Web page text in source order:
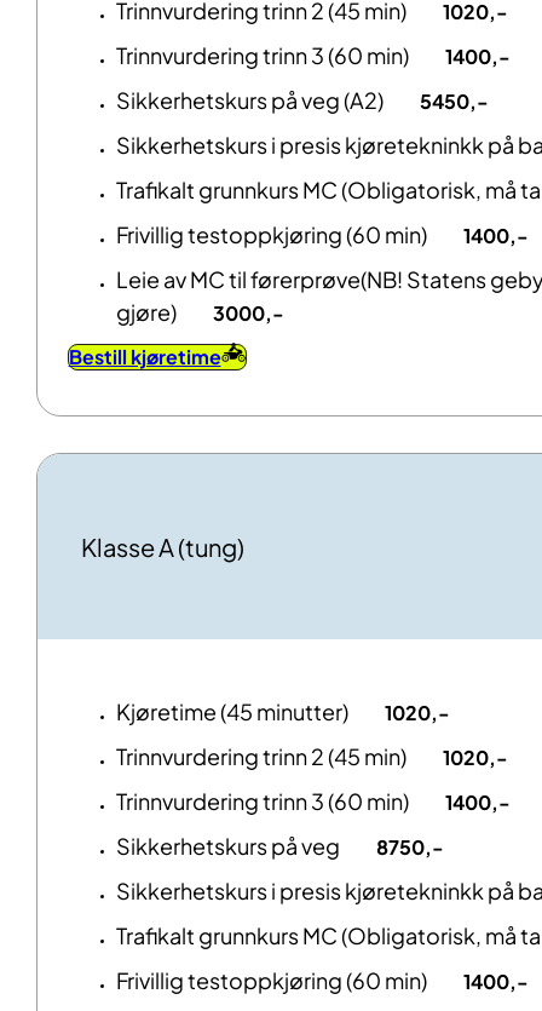
Trinnvurdering trinn 2 (45 min) 1020,-
Trinnvurdering trinn 3 (60 min) 1400,-
Sikkerhetskurs på veg (A2) 5450,-
Sikkerhetskurs i presis kjøretekninkk på
Trafikalt grunnkurs MC (Obligatorisk, må
Frivillig testoppkjøring (60 min)
1400,-
Leie av MC til førerprøve(NB! Statens
gjøre)
3000,-
Bestill kjøretime
Klasse A (tung)
Kjøretime (45 minutter) 1020,-
Trinnvurdering trinn 2 (45 min) 1020,-
Trinnvurdering trinn 3 (60 min) 1400,-
Sikkerhetskurs på veg 8750,-
Sikkerhetskurs i presis kjøretekninkk på
Trafikalt grunnkurs MC (Obligatorisk, må
Frivillig testoppkjøring (60 min)
1400,-